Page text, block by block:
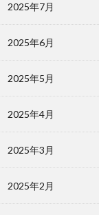
2025年7月
2025年6月
2025年5月
2025年4月
2025年3月
2025年2月